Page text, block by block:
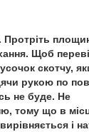
Протріть
Щоб
скотчу,
рукою по
не буде. Не
тому що в
і